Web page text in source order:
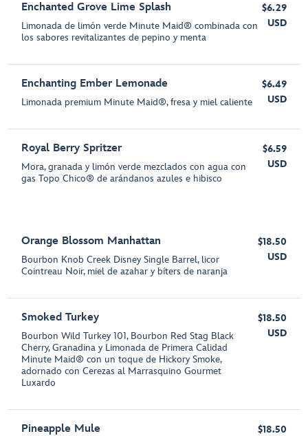
Enchanted Grove Lime Splash
Limonada de limón verde Minute Maid® combinada con
los sabores revitalizantes de pepino y menta
$6.29
USD
Enchanting Ember Lemonade
Limonada premium Minute Maid®, fresa y miel caliente
$6.49
USD
Royal Berry Spritzer
Mora, granada y limón verde mezclados con agua con
gas Topo Chico® de arándanos azules e hibisco
$6.59
USD
Orange Blossom Manhattan
Bourbon Knob Creek Disney Single Barrel, licor
Cointreau Noir, miel de azahar y bíters de naranja
$18.50
USD
Smoked Turkey
Bourbon Wild Turkey 101, Bourbon Red Stag Black
Cherry, Granadina y Limonada de Primera Calidad
Minute Maid® con un toque de Hickory Smoke,
adornado con Cerezas al Marrasquino Gourmet
Luxardo
$18.50
USD
Pineapple Mule
$18.50